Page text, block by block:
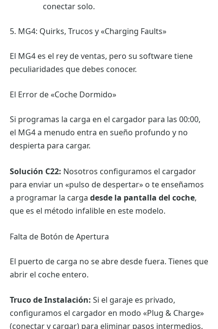
conectar solo.
5. MG4: Quirks, Trucos y «Charging Faults»
El MG4 es el rey de ventas, pero su software tiene
peculiaridades que debes conocer.
El Error de «Coche Dormido»
Si programas la carga en el cargador para las 00:00,
el MG4 a menudo entra en sueño profundo y no
despierta para cargar.
Solución C22: Nosotros configuramos el cargador
para enviar un «pulso de despertar» o te enseñamos
a programar la carga desde la pantalla del coche,
que es el método infalible en este modelo.
Falta de Botón de Apertura
El puerto de carga no se abre desde fuera. Tienes que
abrir el coche entero.
Truco de Instalación: Si el garaje es privado,
configuramos el cargador en modo «Plug & Charge»
(conectar y cargar) para eliminar pasos intermedios.